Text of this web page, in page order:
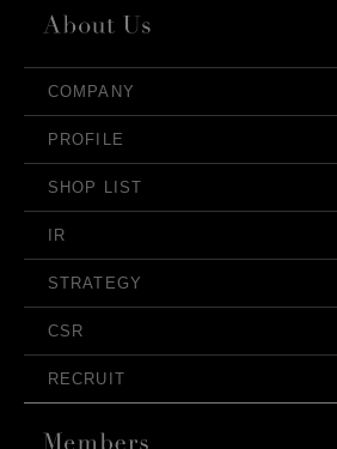
COMPANY
PROFILE
SHOP LIST
IR
STRATEGY
CSR
RECRUIT